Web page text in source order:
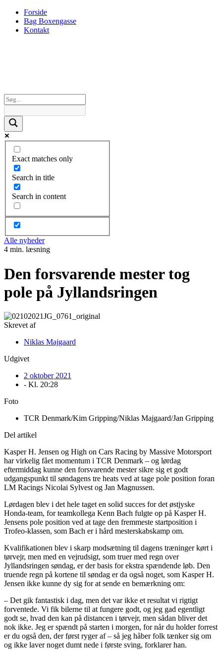
Forside
Bag Boxengasse
Kontakt
Exact matches only
Search in title
Search in content
Alle nyheder
4 min. læsning
Den forsvarende mester tog
pole på Jyllandsringen
Skrevet af
Niklas Majgaard
Udgivet
2 oktober 2021
- Kl. 20:28
Foto
TCR Denmark/Kim Gripping/Niklas Majgaard/Jan Gripping
Del artikel
Kasper H. Jensen og High on Cars Racing by Massive Motorsport
har virkelig fået momentum i TCR Denmark – og lørdag
eftermiddag kunne den forsvarende mester sikre sig et godt
udgangspunkt til søndagens tre heats ved at tage pole position foran
LM Racings Nicolai Sylvest og Jan Magnussen.
Lørdagen blev i det hele taget en solid succes for det østjyske
Honda-team, for teamkollega Kenn Bach fulgte op på Kasper H.
Jensens pole position ved at tage den fremmeste startposition i
Trofeo-klassen, som Bach er i hård mesterskabskamp om.
Kvalifikationen blev i skarp modsætning til dagens træninger kørt i
tørvejr, men med en vejrudsigt, som truer med regn over
Jyllandsringen søndag, er der basis for ekstra spændende løb. Den
truende regn på kortene til søndag er da også noget, som Kasper H.
Jensen ikke kunne dy sig for at sende en bemærkning om:
– Det gik fantastisk i dag, men det var ikke et resultat vi rigtigt
forventede. Vi fik bilerne til at fungere godt, og jeg gad egentligt
godt se, hvad den kan på distancen i tørvejr, men sådan bliver det
nok ikke. Jeg er spændt på starten i morgen, for når du holder forrest
er du også den, der først ryger af – så jeg håber folk tænker sig om
og ikke laver noget dumt nede i første sving, forklarer han.